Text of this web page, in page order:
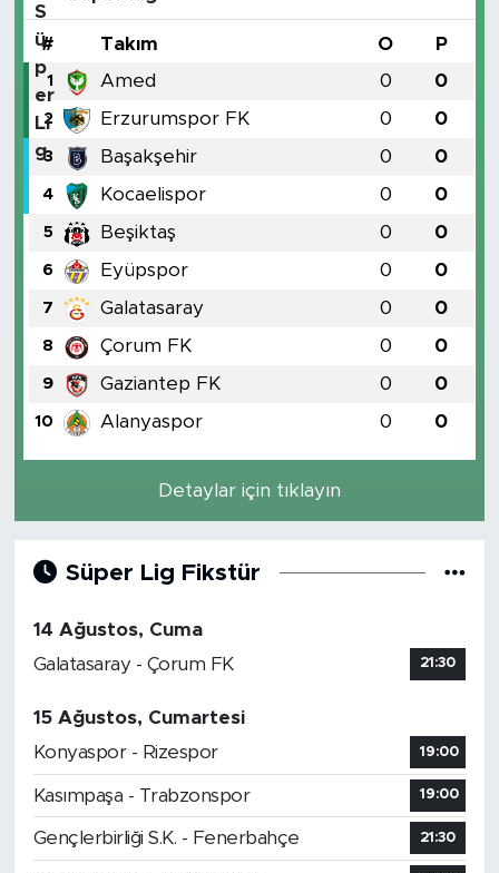
# Takım O P
1 Amed 0 0
2 Erzurumspor FK 0 0
3 Başakşehir 0 0
4 Kocaelispor 0 0
5 Beşiktaş 0 0
6 Eyüpspor 0 0
7 Galatasaray 0 0
8 Çorum FK 0 0
9 Gaziantep FK 0 0
10 Alanyaspor 0 0
Detaylar için tıklayın
Süper Lig Fikstür
14 Ağustos, Cuma
Galatasaray - Çorum FK
21:30
15 Ağustos, Cumartesi
Konyaspor - Rizespor
19:00
Kasımpaşa - Trabzonspor 19:00
Gençlerbirliği S.K. - Fenerbahçe 21:30